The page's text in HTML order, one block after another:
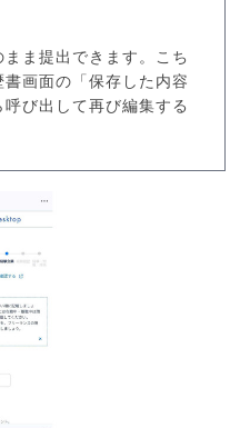
ま提出できます。こち
画面の「保存した内容
び出して再び編集する